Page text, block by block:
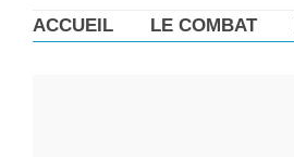
ACCUEIL LE COMBAT